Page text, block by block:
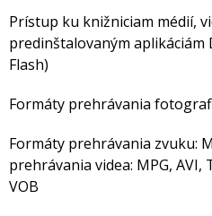
Prístup ku knižniciam médií,
predinštalovaným aplikáciám
Flash)
Formáty prehrávania
Formáty prehrávania zvuku:
prehrávania videa: MPG, AVI,
VOB